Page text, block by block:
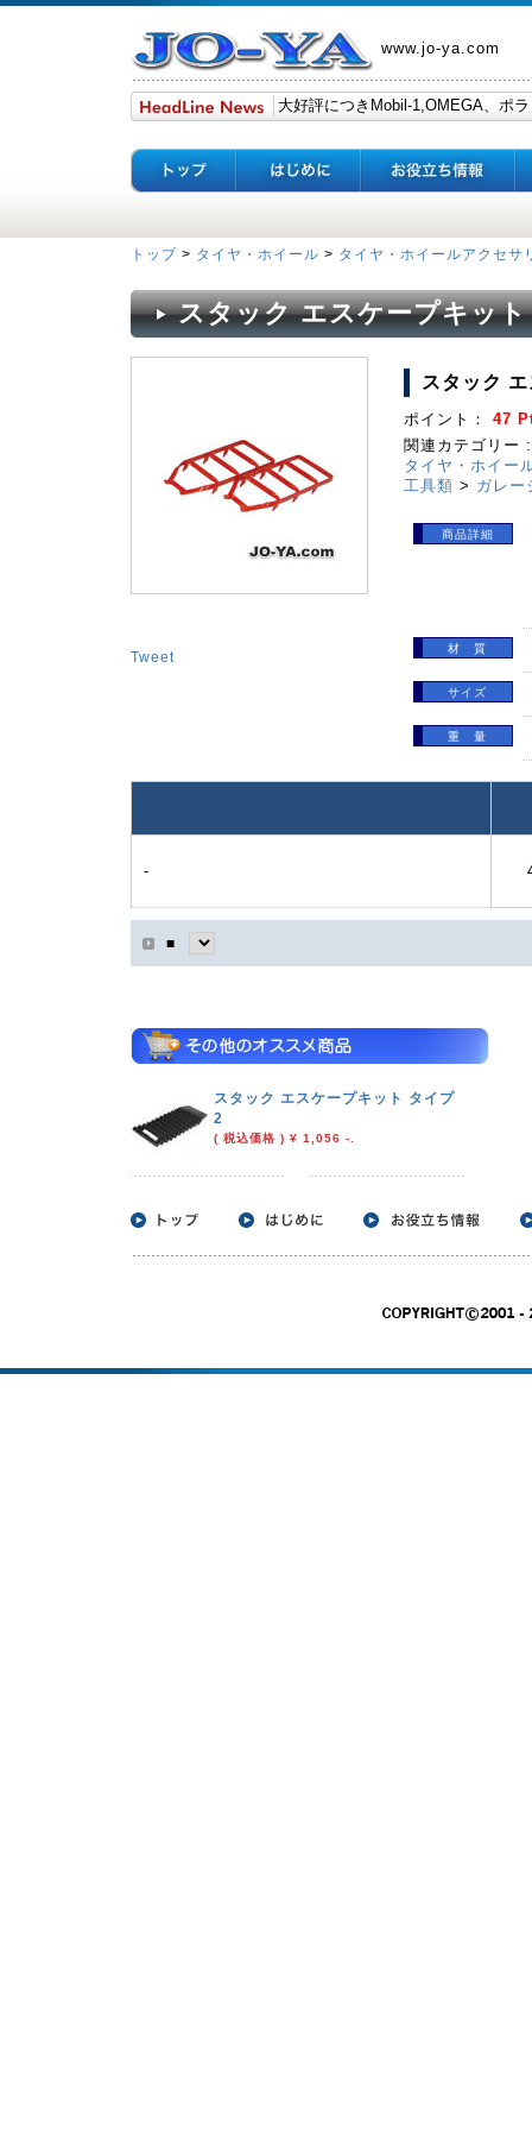
www.jo-ya.com
トップ > タイヤ・ホイール > タイヤ・ホイールアクセサ
スタック エスケープキッ
Tweet
スタック
ポイント： 47
関連カテゴリー :
タイヤ・ホイー
工具類 > ガレー
商品詳細
材 質
サイズ
重 量
-
■
スタック エスケープキット タイプ
2
( 税込価格 ) ¥ 1,056 -.